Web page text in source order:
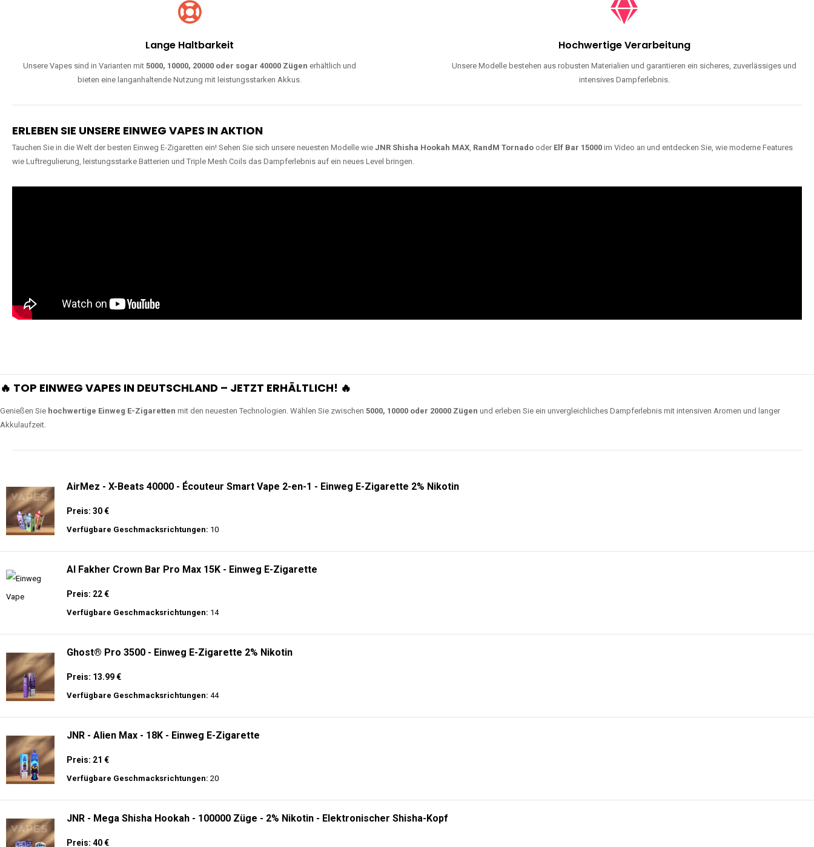
Lange Haltbarkeit
Unsere Vapes sind in Varianten mit5000, 10000, 20000 oder sogar 40000 Zügen erhältlich und
bieten eine langanhaltende Nutzung mit leistungsstarken Akkus.
Hochwertige Verarbeitung
Unsere Modelle bestehen aus robusten Materialien und garantieren ein sicheres, zuverlässiges und
intensives Dampferlebnis.
ERLEBEN SIE UNSERE EINWEG VAPES IN AKTION
Tauchen Sie in die Welt der besten Einweg E-Zigaretten ein! Sehen Sie sich unsere neuesten Modelle wie JNR Shisha Hookah MAX, RandM Tornado oder Elf Bar 15000 im Video an und entdecken Sie, wie moderne Features
wie Luftregulierung, leistungsstarke Batterien und Triple Mesh Coils das Dampferlebnis auf ein neues Level bringen.
🔥 TOP EINWEG VAPES IN DEUTSCHLAND – JETZT ERHÄLTLICH! 🔥
Genießen Sie hochwertige Einweg E-Zigaretten mit den neuesten Technologien. Wählen Sie zwischen 5000, 10000 oder 20000 Zügen und erleben Sie ein unvergleichliches Dampferlebnis mit intensiven Aromen und langer
Akkulaufzeit.
AirMez - X-Beats 40000 - Écouteur Smart Vape 2-en-1 - Einweg E-Zigarette 2% Nikotin
Preis: 30 €
Verfügbare Geschmacksrichtungen: 10
Al Fakher Crown Bar Pro Max 15K - Einweg E-Zigarette
Preis: 22 €
Verfügbare Geschmacksrichtungen: 14
Ghost® Pro 3500 - Einweg E-Zigarette 2% Nikotin
Preis: 13.99 €
Verfügbare Geschmacksrichtungen: 44
JNR - Alien Max - 18K - Einweg E-Zigarette
Preis: 21 €
Verfügbare Geschmacksrichtungen: 20
JNR - Mega Shisha Hookah - 100000 Züge - 2% Nikotin - Elektronischer Shisha-Kopf
Preis: 40 €